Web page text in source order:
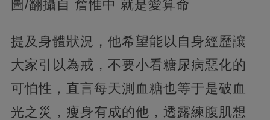
圖/翻攝自 詹惟中 就是愛算命
提及身體狀況，他希望能以自身經歷讓
大家引以為戒，不要小看糖尿病惡化的
可怕性，直言每天測血糖也等于是破血
光之災，瘦身有成的他，透露練腹肌想